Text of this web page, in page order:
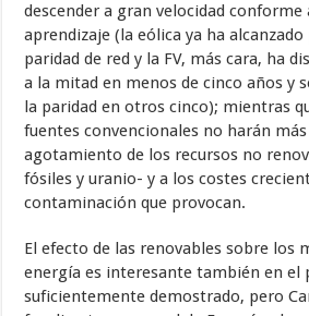
descender a gran velocidad conforme
aprendizaje (la eólica ya ha
paridad de red y la FV, más cara, ha
a la mitad en menos de cinco años y
la paridad en otros cinco); mientras
fuentes convencionales no harán
agotamiento de los recursos no
fósiles y uranio- y a los costes
contaminación que provocan.
El efecto de las renovables sobre los
energía es interesante también en el
suficientemente demostrado, pero